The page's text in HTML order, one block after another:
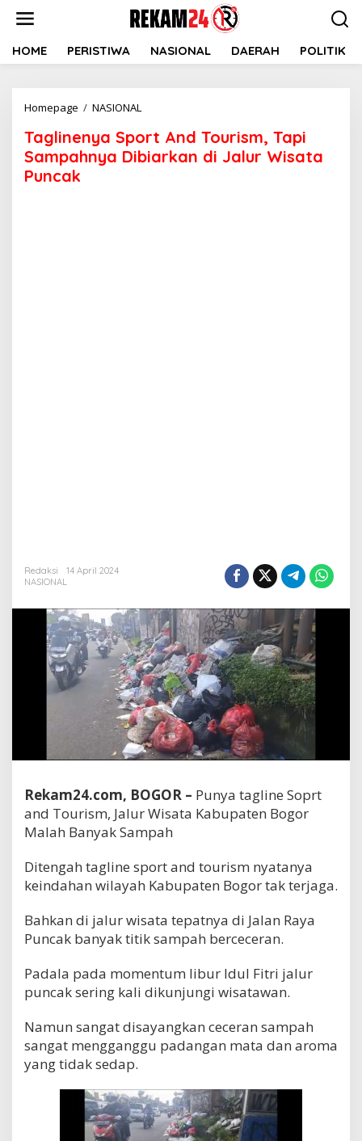
HOME PERISTIWA NASIONAL DAERAH POLITIK
Homepage / NASIONAL
And
Tourism,
Taglinenya Sport And Tourism, Tapi
Sampahnya Dibiarkan di Jalur Wisata
Puncak
Redaksi
14 April 2024
NASIONAL
Rekam24.com, BOGOR – Punya tagline Soprt
and Tourism, Jalur Wisata Kabupaten Bogor
Malah Banyak Sampah
Ditengah tagline sport and tourism nyatanya
keindahan wilayah Kabupaten Bogor tak terjaga.
Bahkan di jalur wisata tepatnya di Jalan Raya
Puncak banyak titik sampah berceceran.
Padala pada momentum libur Idul Fitri jalur
puncak sering kali dikunjungi wisatawan.
Namun sangat disayangkan ceceran sampah
sangat mengganggu padangan mata dan aroma
yang tidak sedap.